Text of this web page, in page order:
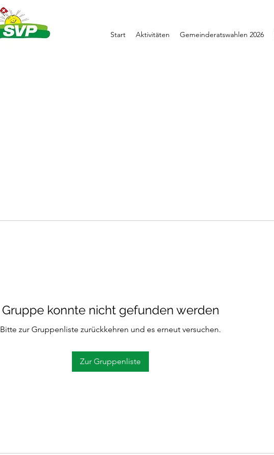
Start Aktivitäten Gemeinderatswahlen 2026
Gruppe konnte nicht gefunden werden
Bitte zur Gruppenliste zurückkehren und es erneut versuchen.
Zur Gruppenliste